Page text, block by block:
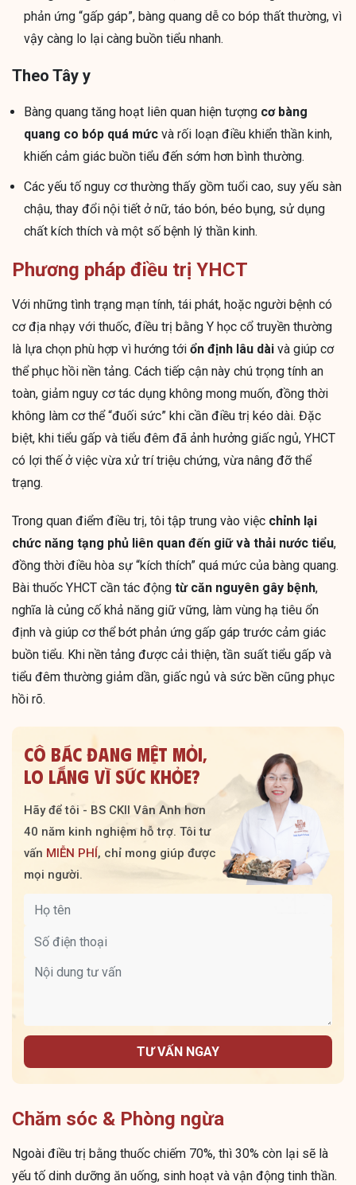
phản ứng “gấp gáp”, bàng quang dễ co bóp thất thường, vì
vậy càng lo lại càng buồn tiểu nhanh.
Theo Tây y
Bàng quang tăng hoạt liên quan hiện tượng cơ bàng
quang co bóp quá mức và rối loạn điều khiển thần kinh,
khiến cảm giác buồn tiểu đến sớm hơn bình thường.
Các yếu tố nguy cơ thường thấy gồm tuổi cao, suy yếu sàn
chậu, thay đổi nội tiết ở nữ, táo bón, béo bụng, sử dụng
chất kích thích và một số bệnh lý thần kinh.
Phương pháp điều trị YHCT
Với những tình trạng mạn tính, tái phát, hoặc người bệnh có
cơ địa nhạy với thuốc, điều trị bằng Y học cổ truyền thường
là lựa chọn phù hợp vì hướng tới ổn định lâu dài và giúp cơ
thể phục hồi nền tảng. Cách tiếp cận này chú trọng tính an
toàn, giảm nguy cơ tác dụng không mong muốn, đồng thời
không làm cơ thể “đuối sức” khi cần điều trị kéo dài. Đặc
biệt, khi tiểu gấp và tiểu đêm đã ảnh hưởng giấc ngủ, YHCT
có lợi thế ở việc vừa xử trí triệu chứng, vừa nâng đỡ thể
trạng.
Trong quan điểm điều trị, tôi tập trung vào việc chỉnh lại
chức năng tạng phủ liên quan đến giữ và thải nước tiểu,
đồng thời điều hòa sự “kích thích” quá mức của bàng quang.
Bài thuốc YHCT cần tác động từ căn nguyên gây bệnh,
nghĩa là củng cố khả năng giữ vững, làm vùng hạ tiêu ổn
định và giúp cơ thể bớt phản ứng gấp gáp trước cảm giác
buồn tiểu. Khi nền tảng được cải thiện, tần suất tiểu gấp và
tiểu đêm thường giảm dần, giấc ngủ và sức bền cũng phục
hồi rõ.
CÔ BÁC ĐANG MỆT MỎI,
LO LẮNG VÌ SỨC KHỎE?
Hãy để tôi - BS CKII Vân Anh hơn
40 năm kinh nghiệm hỗ trợ. Tôi tư
vấn MIỄN PHÍ, chỉ mong giúp được
mọi người.
TƯ VẤN NGAY
Chăm sóc & Phòng ngừa
Ngoài điều trị bằng thuốc chiếm 70%, thì 30% còn lại sẽ là
yếu tố dinh dưỡng ăn uống, sinh hoạt và vận động tinh thần.